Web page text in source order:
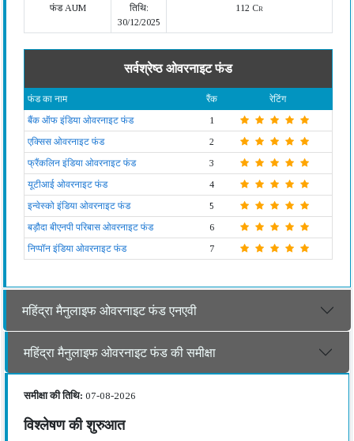
फंड AUM
तिथि:
30/12/2025
112 Cr
सर्वश्रेष्ठ ओवरनाइट फंड
फंड का नाम रैंक
रेटिंग
बैंक ऑफ इंडिया ओवरनाइट फंड
1
एक्सिस ओवरनाइट फंड
2
फ्रैंकलिन इंडिया ओवरनाइट फंड
3
यूटीआई ओवरनाइट फंड
4
इन्वेस्को इंडिया ओवरनाइट फंड
5
बड़ौदा बीएनपी परिबास ओवरनाइट फंड
6
निप्पॉन इंडिया ओवरनाइट फंड
7
महिंद्रा मैनुलाइफ ओवरनाइट फंड एनएवी
महिंद्रा मैनुलाइफ ओवरनाइट फंड की समीक्षा
समीक्षा की तिथि: 07-08-2026
विश्लेषण की शुरुआत